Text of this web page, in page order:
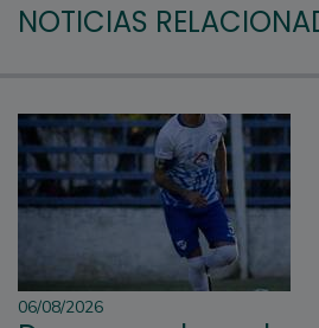
NOTICIAS
06/08/2026